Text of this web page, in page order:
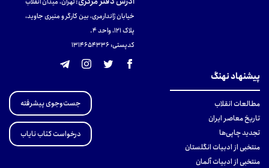
خیابان ژاندارمری، بین کارگر و منیری جاوید،
پلاک 121، واحد ۴.
کدپستی: 131465433۶
پیشنهاد نهنگ
مطالعات انقلاب
تاریخ معاصر ایران
تجدید چاپی‌ها
منتخبی از ادبیات انگلستان
منتخبی از ادبیات آلمان
جست‌وجوی پیشرفته
درخواست کتاب نایاب